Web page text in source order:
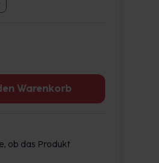
Warenkorb
ob das Produkt